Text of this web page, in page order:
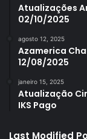
Atualizações
02/10/2025
agosto 12, 2025
Azamerica
12/08/2025
janeiro 15, 2025
Atualização
IKS Pago
Last Modified